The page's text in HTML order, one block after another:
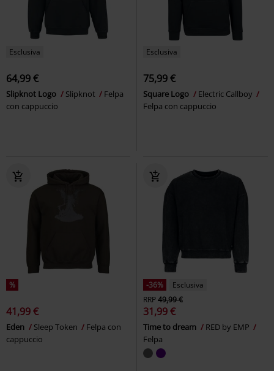
Esclusiva
64,99 €
Slipknot Logo Slipknot
Felpa
con cappuccio
Esclusiva
75,99 €
Square Logo
Electric Callboy
Felpa con cappuccio
%
41,99 €
Eden Sleep Token
Felpa con
cappuccio
-36%
Esclusiva
RRP49,99 €
31,99 €
Time to dream
RED by EMP
Felpa